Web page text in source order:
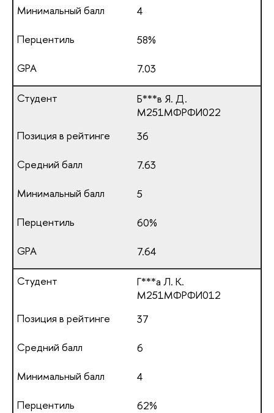
4
58%
7.03
Б***в Я. Д.
М251МФРФИ022
36
7.63
5
60%
7.64
Г***а Л. К.
М251МФРФИ012
37
6
4
62%